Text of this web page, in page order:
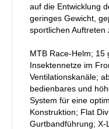
auf die Entwicklung
geringes Gewicht,
sportlichen Auftreten
MTB Race-Helm; 15
Insektennetze im
Ventilationskanäle;
bedienbares und
System für eine
Konstruktion; Flat
Gurtbandführung; X-